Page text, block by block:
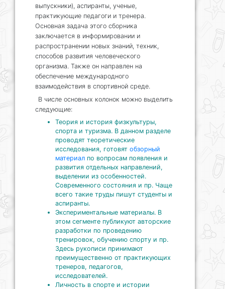
выпускники), аспиранты, ученые,
практикующие педагоги и тренера.
Основная задача этого сборника
заключается в информировании и
распространении новых знаний, техник,
способов развития человеческого
организма. Также он направлен на
обеспечение международного
взаимодействия в спортивной среде.
В числе основных колонок можно выделить
следующие:
Теория и история физкультуры,
спорта и туризма. В данном разделе
проводят теоретические
исследования, готовят обзорный
материал по вопросам появления и
развития отдельных направлений,
выделении из особенностей.
Современного состояния и пр. Чаще
всего такие труды пишут студенты и
аспиранты.
Экспериментальные материалы. В
этом сегменте публикуют авторские
разработки по проведению
тренировок, обучению спорту и пр.
Здесь рукописи принимают
преимущественно от практикующих
тренеров, педагогов,
исследователей.
Личность в спорте и истории